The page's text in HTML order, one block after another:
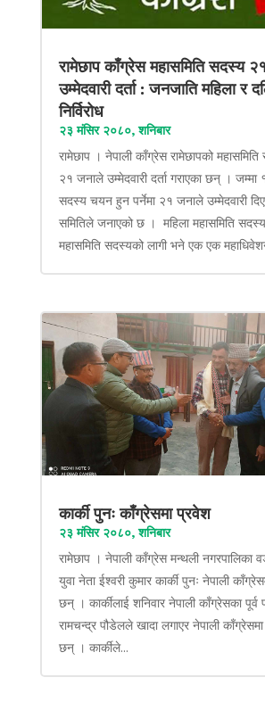
रामेछाप काँग्रेस महासमिति सदस्य
उम्मेदवारी दर्ता : जनजाति महिला र
निर्विरोध
२३ मंसिर २०८०, शनिबार
रामेछाप । नेपाली काँग्रेस रामेछापको
२१ जनाले उम्मेदवारी दर्ता गराएका छन् । जम्मा
सदस्य चयन हुन पर्नेमा २१ जनाले उम्मेदवारी
समितिले जनाएको छ । महिला महासमिति
महासमिति सदस्यको लागी भने एक एक
कार्की पुनः काँग्रेसमा प्रवेश
२३ मंसिर २०८०, शनिबार
रामेछाप । नेपाली काँग्रेस मन्थली नगरपालिका
युवा नेता ईश्वरी कुमार कार्की पुनः नेपाली
छन् । कार्कीलाई शनिवार नेपाली काँग्रेसका पूर्व
रामचन्द्र पौडेलले खादा लगाएर नेपाली
छन् । कार्कीले...